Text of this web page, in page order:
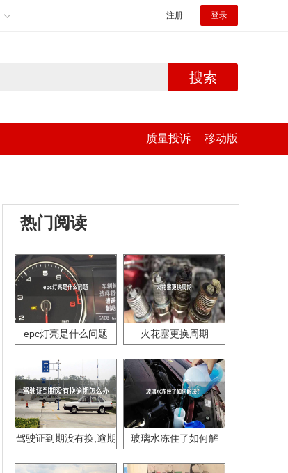
注册 登录
搜索
质量投诉 移动版
热门阅读
epc灯亮是什么问题 火花塞更换周期
驾驶证到期没有换,逾期
玻璃水冻住了如何解